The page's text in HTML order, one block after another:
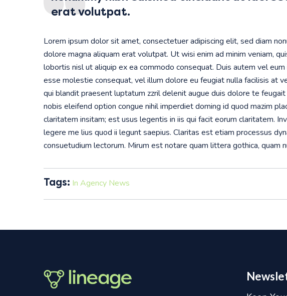
erat volutpat.
Lorem ipsum dolor sit amet, consectetuer adipiscing elit, sed diam
dolore magna aliquam erat volutpat. Ut wisi enim ad minim veniam,
lobortis nisl ut aliquip ex ea commodo consequat. Duis autem vel
esse molestie consequat, vel illum dolore eu feugiat nulla facilisis at
qui blandit praesent luptatum zzril delenit augue duis dolore te
nobis eleifend option congue nihil imperdiet doming id quod mazim
claritatem insitam; est usus legentis in iis qui facit eorum claritatem.
legere me lius quod ii legunt saepius. Claritas est etiam processus
consuetudium lectorum. Mirum est notare quam littera gothica, quam
Tags: In Agency News